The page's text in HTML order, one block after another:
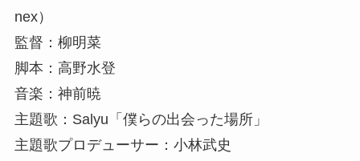
nex）
監督：柳明菜
脚本：高野水登
音楽：神前暁
主題歌：Salyu「僕らの出会った場所」
主題歌プロデューサー：小林武史